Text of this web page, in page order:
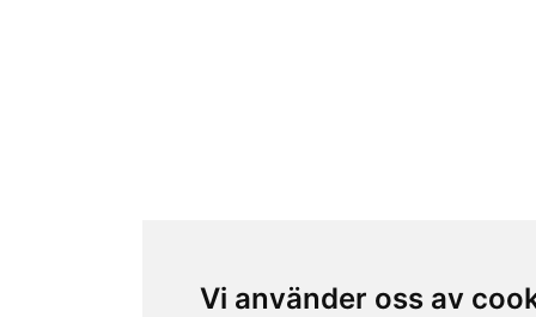
Vi använder oss av